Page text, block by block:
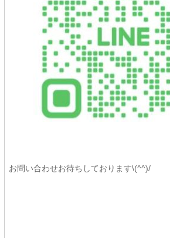
お問い合わせお待ちしております\(^^)/